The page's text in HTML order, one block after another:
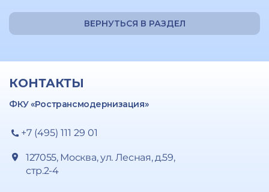
ВЕРНУТЬСЯ В РАЗДЕЛ
КОНТАКТЫ
ФКУ «Ространсмодернизация»
+7 (495) 111 29 01
127055, Москва, ул. Лесная, д.59,
стр.2-4